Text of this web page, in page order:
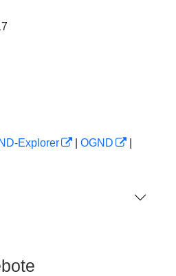
Explorer OGND